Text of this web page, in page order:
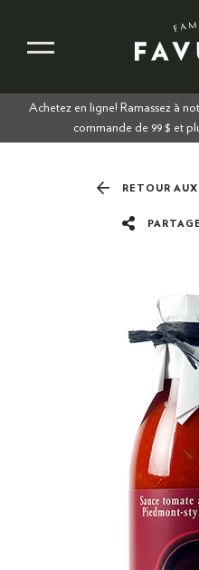
Achetez en ligne! Ramassez à
commande de 99 $ et
RETOUR